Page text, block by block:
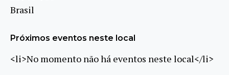
Brasil
Próximos eventos neste local
<li>No momento não há eventos neste local</li>